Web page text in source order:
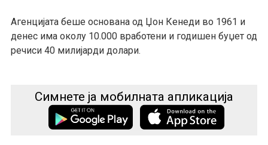
Агенцијата беше основана од Џон Кенеди во 1961 и
денес има околу 10.000 вработени и годишен буџет од
речиси 40 милијарди долари.
Симнете ја мобилната апликација